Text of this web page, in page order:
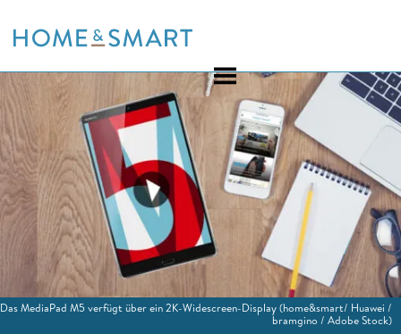
to
Das MediaPad M5 verfügt über ein 2K-Widescreen-Display(home&smart/ Huawei /
bramgino / Adobe Stock)